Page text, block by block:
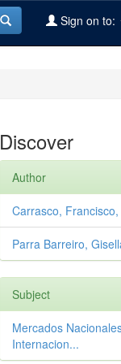
Sign on to:
Discover
Author
Carrasco,
Parra Barreiro,
Subject
Mercados
Internacion...